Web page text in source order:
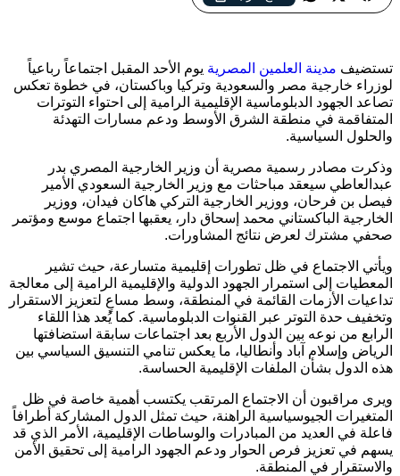
وتركيا وباكستان لبحث سبل تهدئة التوترات وتعزيز الاستقرار في
تستضيف مدينة العلمين المصرية يوم الأحد المقبل اجتماعاً رباعياً
لوزراء خارجية مصر والسعودية وتركيا وباكستان، في خطوة تعكس
تصاعد الجهود الدبلوماسية الإقليمية الرامية إلى احتواء التوترات
المتفاقمة في منطقة الشرق الأوسط ودعم مسارات التهدئة
والحلول السياسية.
وذكرت مصادر رسمية مصرية أن وزير الخارجية المصري بدر
عبدالعاطي سيعقد مباحثات مع وزير الخارجية السعودي الأمير
فيصل بن فرحان، ووزير الخارجية التركي هاكان فيدان، ووزير
الخارجية الباكستاني محمد إسحاق دار، يعقبها اجتماع موسع ومؤتمر
صحفي مشترك لعرض نتائج المشاورات.
ويأتي الاجتماع في ظل تطورات إقليمية متسارعة، حيث تشير
المعطيات إلى استمرار الجهود الدولية والإقليمية الرامية إلى معالجة
تداعيات الأزمات القائمة في المنطقة، وسط مساعٍ لتعزيز الاستقرار
وتخفيف حدة التوتر عبر القنوات الدبلوماسية. كما يُعد هذا اللقاء
الرابع من نوعه بين الدول الأربع بعد اجتماعات سابقة استضافتها
الرياض وإسلام آباد وأنطاليا، ما يعكس تنامي التنسيق السياسي بين
هذه الدول بشأن الملفات الإقليمية الحساسة.
ويرى مراقبون أن الاجتماع المرتقب يكتسب أهمية خاصة في ظل
المتغيرات الجيوسياسية الراهنة، حيث تمثل الدول المشاركة أطرافاً
فاعلة في العديد من المبادرات والوساطات الإقليمية، الأمر الذي قد
يسهم في تعزيز فرص الحوار ودعم الجهود الرامية إلى تحقيق الأمن
والاستقرار في المنطقة.